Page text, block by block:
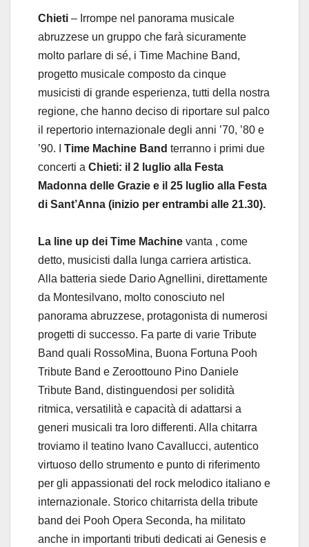
Chieti – Irrompe nel panorama musicale
abruzzese un gruppo che farà sicuramente
molto parlare di sé, i Time Machine Band,
progetto musicale composto da cinque
musicisti di grande esperienza, tutti della nostra
regione, che hanno deciso di riportare sul palco
il repertorio internazionale degli anni ’70, ’80 e
’90. I Time Machine Band terranno i primi due
concerti a Chieti: il 2 luglio alla Festa
Madonna delle Grazie e il 25 luglio alla Festa
di Sant’Anna (inizio per entrambi alle 21.30).
La line up dei Time Machine vanta , come
detto, musicisti dalla lunga carriera artistica.
Alla batteria siede Dario Agnellini, direttamente
da Montesilvano, molto conosciuto nel
panorama abruzzese, protagonista di numerosi
progetti di successo. Fa parte di varie Tribute
Band quali RossoMina, Buona Fortuna Pooh
Tribute Band e Zeroottouno Pino Daniele
Tribute Band, distinguendosi per solidità
ritmica, versatilità e capacità di adattarsi a
generi musicali tra loro differenti. Alla chitarra
troviamo il teatino Ivano Cavallucci, autentico
virtuoso dello strumento e punto di riferimento
per gli appassionati del rock melodico italiano e
internazionale. Storico chitarrista della tribute
band dei Pooh Opera Seconda, ha militato
anche in importanti tributi dedicati ai Genesis e